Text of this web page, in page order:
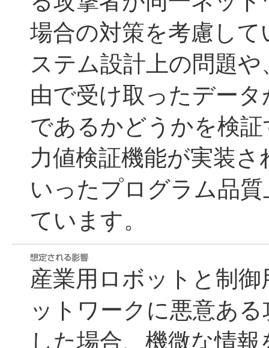
場合の対策を考慮し
ステム設計上の問題
由で受け取ったデー
であるかどうかを検
力値検証機能が実装
いったプログラム品
ています。
産業用ロボットと制御
ットワークに悪意あ
した場合、機微な情